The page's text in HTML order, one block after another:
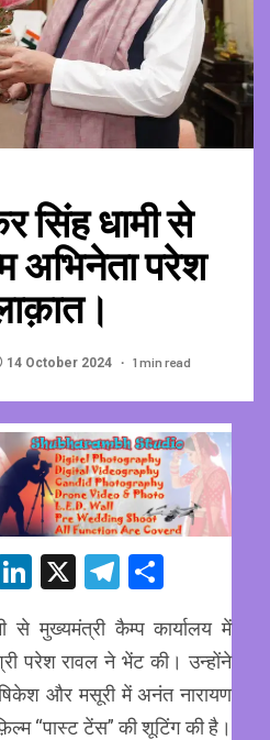
सिंह धामी से
अभिनेता परेश
14 October 2024 1 min read
LinkedIn
X Telegram
से मुख्यमंत्री कैम्प कार्यालय में
परेश रावल ने भेंट की। उन्होंने
और मसूरी में अनंत नारायण
“पास्ट टेंस” की शूटिंग की है।